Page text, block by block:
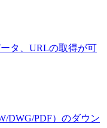
タ、URLの取得が可
DWG/PDF）のダウン